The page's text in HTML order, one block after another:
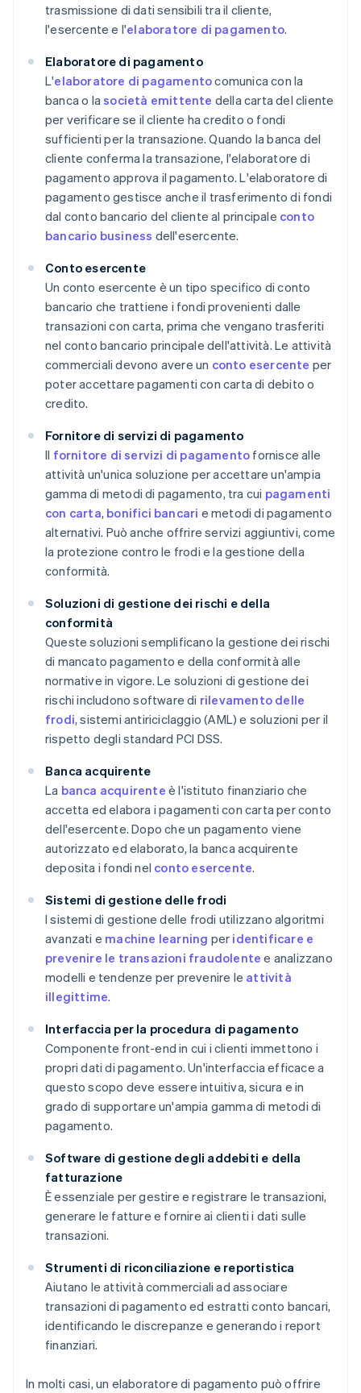
trasmissione di dati sensibili tra il cliente,
l'esercente e l'elaboratore di pagamento.
Elaboratore di pagamento
L'elaboratore di pagamentocomunica con la
banca o lasocietà emittente della carta del cliente
per verificare se il cliente ha credito o fondi
sufficienti per la transazione. Quando la banca del
cliente conferma la transazione, l'elaboratore di
pagamento approva il pagamento. L'elaboratore di
pagamento gestisce anche il trasferimento di fondi
dal conto bancario del cliente al principale conto
bancario business dell'esercente.
Conto esercente
Un conto esercente è un tipo specifico di conto
bancario che trattiene i fondi provenienti dalle
transazioni con carta, prima che vengano trasferiti
nel conto bancario principale dell'attività. Le attività
commerciali devono avere un conto esercente per
poter accettare pagamenti con carta di debito o
credito.
Fornitore di servizi di pagamento
Il fornitore di servizi di pagamento fornisce alle
attività un'unica soluzione per accettare un'ampia
gamma di metodi di pagamento, tra cui pagamenti
con carta, bonifici bancari e metodi di pagamento
alternativi. Può anche offrire servizi aggiuntivi, come
la protezione contro le frodi e la gestione della
conformità.
Soluzioni di gestione dei rischi e della
conformità
Queste soluzioni semplificano la gestione dei rischi
di mancato pagamento e della conformità alle
normative in vigore. Le soluzioni di gestione dei
rischi includono software di rilevamento delle
frodi, sistemi antiriciclaggio (AML) e soluzioni per il
rispetto degli standard PCI DSS.
Banca acquirente
La banca acquirente è l'istituto finanziario che
accetta ed elabora i pagamenti con carta per conto
dell'esercente. Dopo che un pagamento viene
autorizzato ed elaborato, la banca acquirente
deposita i fondi nel conto esercente.
Sistemi di gestione delle frodi
I sistemi di gestione delle frodi utilizzano algoritmi
avanzati e machine learning per identificare e
prevenire le transazioni fraudolente e analizzano
modelli e tendenze per prevenire le attività
illegittime.
Interfaccia per la procedura di pagamento
Componente front-end in cui i clienti immettono i
propri dati di pagamento. Un'interfaccia efficace a
questo scopo deve essere intuitiva, sicura e in
grado di supportare un'ampia gamma di metodi di
pagamento.
Software di gestione degli addebiti e della
fatturazione
È essenziale per gestire e registrare le transazioni,
generare le fatture e fornire ai clienti i dati sulle
transazioni.
Strumenti di riconciliazione e reportistica
Aiutano le attività commerciali ad associare
transazioni di pagamento ed estratti conto bancari,
identificando le discrepanze e generando i report
finanziari.
In molti casi, un elaboratore di pagamento può offrire